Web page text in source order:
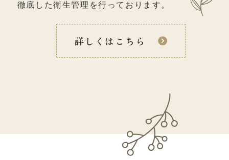
徹底した衛生管理を行っております。
詳しくはこちら